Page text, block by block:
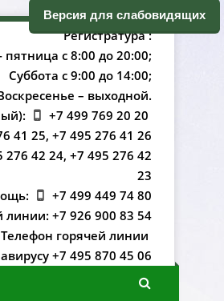
Регистратура :
с 8:00 до 20:00;
Суббота с 9:00 до 14:00;
– выходной.
+7 499 769 20 20
41 25, +7 495 276 41 26
276 42 24, +7 495 276 42
23
+7 499 449 74 80
линии: +7 926 900 83 54
Телефон горячей линии
+7 495 870 45 06
ерсия для слабовидящих